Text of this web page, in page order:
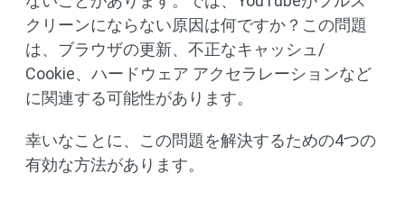
クリーンにならない原因は何ですか？この問題
は、ブラウザの更新、不正なキャッシュ/
Cookie、ハードウェア アクセラレーションなど
に関連する可能性があります。
幸いなことに、この問題を解決するための4つの
有効な方法があります。